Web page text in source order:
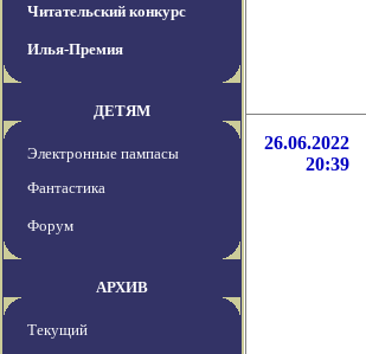
Читательский конкурс
Илья-Премия
ДЕТЯМ
Электронные пампасы
Фантастика
Форум
АРХИВ
Текущий
26.06.2022
20:39